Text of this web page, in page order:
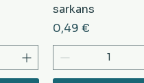
sarkans
Cena
0,49 €